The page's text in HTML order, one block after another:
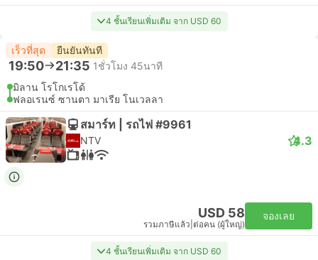
4 ชั้นเรียนเพิ่มเติม จาก USD 60
เร็วที่สุด ยืนยันทันที
19:50 21:35 1ชั่วโมง 45นาที
มิลาน โรโกเรโด้
ฟลอเรนซ์ ซานตา มาเรีย โนเวลลา
สมาร์ท | รถไฟ #9961
NTV 4.3
USD 58
รวมภาษีแล้ว ต่อคน (ผู้ใหญ่)
จองเลย
4 ชั้นเรียนเพิ่มเติม จาก USD 60